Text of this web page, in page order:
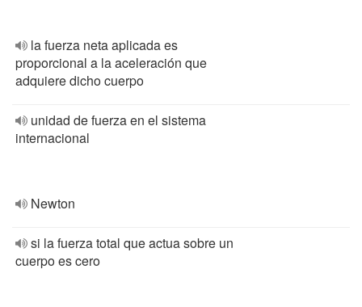
la fuerza neta aplicada es
proporcional a la aceleración que
adquiere dicho cuerpo
unidad de fuerza en el sistema
internacional
Newton
si la fuerza total que actua sobre un
cuerpo es cero